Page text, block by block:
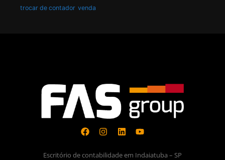
trocar de contador venda
Escritório de contabilidade em Indaiatuba – SP